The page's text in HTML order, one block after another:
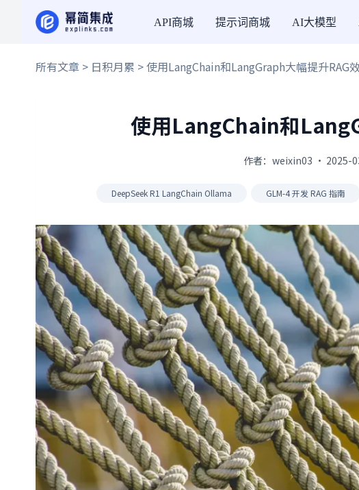
API商城 提示词商城 AI大模型
所有文章 > 日积月累 > 使用LangChain和LangGraph大幅提升RAG
使用LangChain和
作者：weixin03 · 2025-
DeepSeek R1 LangChain Ollama GLM-4 开发 RAG 指南